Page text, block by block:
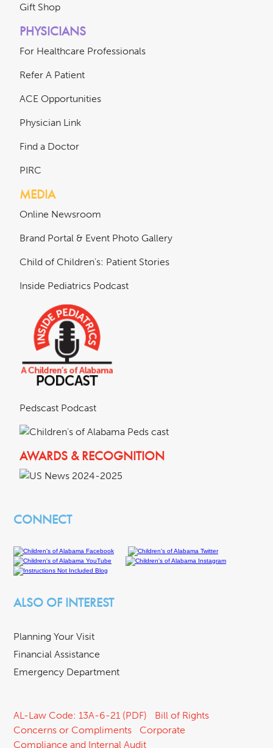
Gift Shop
PHYSICIANS
For Healthcare Professionals
Refer A Patient
ACE Opportunities
Physician Link
Find a Doctor
PIRC
MEDIA
Online Newsroom
Brand Portal & Event Photo Gallery
Child of Children's: Patient Stories
Inside Pediatrics Podcast
Pedscast Podcast
AWARDS & RECOGNITION
CONNECT
ALSO OF INTEREST
Planning Your Visit
Financial Assistance
Emergency Department
AL-Law Code: 13A-6-21 (PDF)
Bill of Rights
Concerns or Compliments
Corporate
Compliance and Internal Audit